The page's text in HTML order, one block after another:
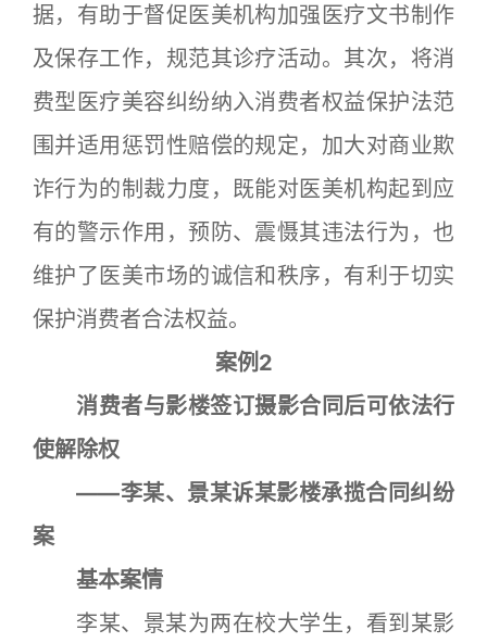
据，有助于督促医美机构加强医疗文书制作
及保存工作，规范其诊疗活动。其次，将消
费型医疗美容纠纷纳入消费者权益保护法范
围并适用惩罚性赔偿的规定，加大对商业欺
诈行为的制裁力度，既能对医美机构起到应
有的警示作用，预防、震慑其违法行为，也
维护了医美市场的诚信和秩序，有利于切实
保护消费者合法权益。
案例2
消费者与影楼签订摄影合同后可依法行
使解除权
——李某、景某诉某影楼承揽合同纠纷
案
基本案情
李某、景某为两在校大学生，看到某影